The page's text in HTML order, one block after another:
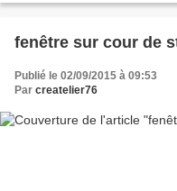
fenêtre sur cour de
Publié le 02/09/2015 à 09:53
Par createlier76